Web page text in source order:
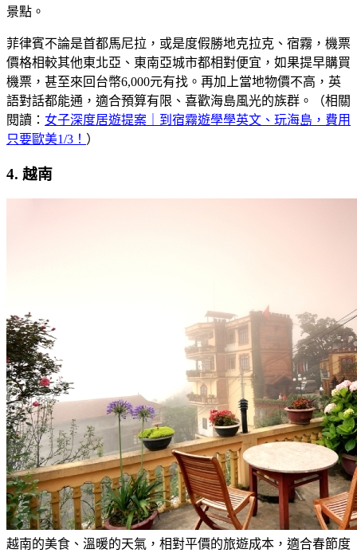
景點。
菲律賓不論是首都馬尼拉，或是度假勝地克拉克、宿霧，機票
價格相較其他東北亞、東南亞城市都相對便宜，如果提早購買
機票，甚至來回台幣6,000元有找。再加上當地物價不高，英
語對話都能通，適合預算有限、喜歡海島風光的族群。（相關
閱讀： 女子深度居遊提案｜到宿霧遊學學英文、玩海島，費用
只要歐美1/3！ ）
4. 越南
越南的美食、溫暖的天氣，相對平價的旅遊成本，適合春節度